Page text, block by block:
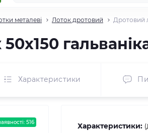
металеві Лоток дротовий Дротовий
Характеристики
516 Характеристики: